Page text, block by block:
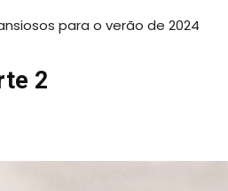
para o verão de 2024
2